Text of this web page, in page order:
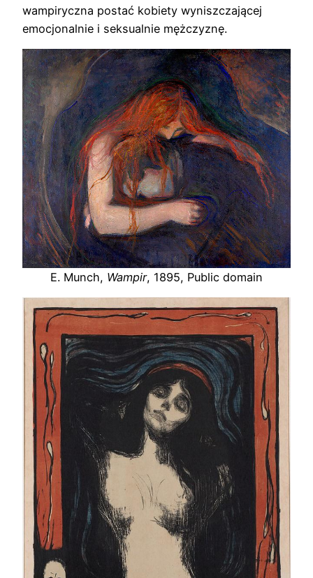
wampiryczna postać kobiety wyniszczającej
emocjonalnie i seksualnie mężczyznę.
E. Munch, Wampir, 1895, Public domain